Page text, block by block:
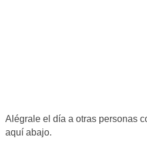
Alégrale el día a otras personas
aquí abajo.